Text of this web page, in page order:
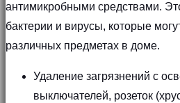
антимикробными средствами.
бактерии и вирусы, которые
различных предметах в доме.
Удаление загрязнений с
выключателей, розеток